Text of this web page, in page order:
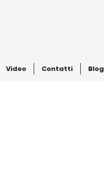
Video Contatti Blog